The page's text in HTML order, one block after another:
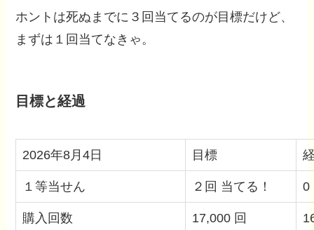
ホントは死ぬまでに３回当てるのが目標だけど、
まずは１回当てなきゃ。
目標と経過
2026年8月4日 目標
１等当せん ２回 当てる！ 0
購入回数 17,000 回